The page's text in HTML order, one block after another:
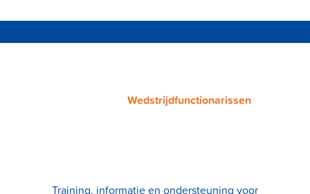
Wedstrijdfunctionarissen
Training, informatie en ondersteuning voor